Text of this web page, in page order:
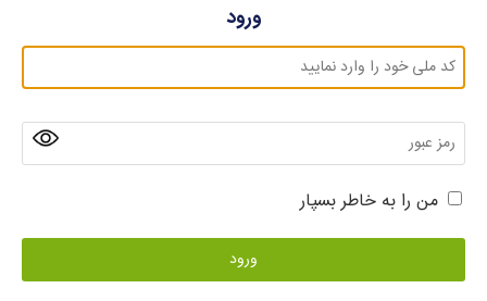
ورود
من را به خاطر بسپار
ورود